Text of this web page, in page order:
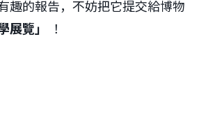
趣的報告，不妨把它提交給博物
展覽」 ！